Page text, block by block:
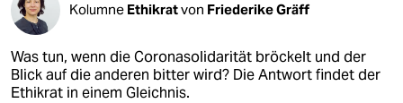
Kolumne Ethikratvon Friederike Gräff
Was tun, wenn die Coronasolidarität bröckelt und der
Blick auf die anderen bitter wird? Die Antwort findet der
Ethikrat in einem Gleichnis.